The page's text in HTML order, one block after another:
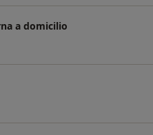
a domicilio